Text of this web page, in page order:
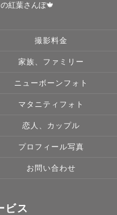
かかる場合がありま
たら、ご希望の神社さ
す。
はゲスト様のご負担と
紅葉さんぽ🍁
撮影料金
家族、ファミリー
ニューボーンフォト
マタニティフォト
恋人、カップル
プロフィール写真
お問い合わせ
ビス